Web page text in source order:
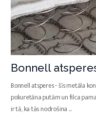
Bonnell
Bonnell atsperes - šīs metāla
poliuretāna putām un filca
ir tā, ka tās nodrošina ...